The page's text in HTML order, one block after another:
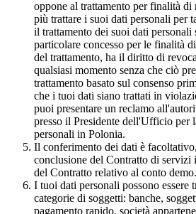
oppone al trattamento per finalità
più trattare i suoi dati personali per
il trattamento dei suoi dati personali
particolare concesso per le finalità
del trattamento, ha il diritto di
qualsiasi momento senza che ciò
trattamento basato sul consenso
che i tuoi dati siano trattati in
puoi presentare un reclamo
presso il Presidente dell'Ufficio per
personali in Polonia.
Il conferimento dei dati è
conclusione del Contratto di
del Contratto relativo al conto demo.
I tuoi dati personali possono essere
categorie di soggetti: banche,
pagamento rapido, società